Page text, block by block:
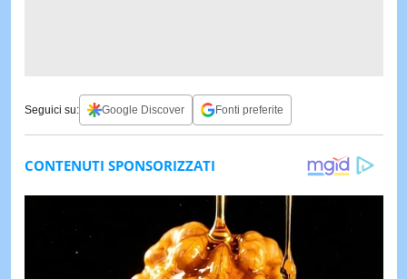
Seguici su: Google Discover Fonti preferite